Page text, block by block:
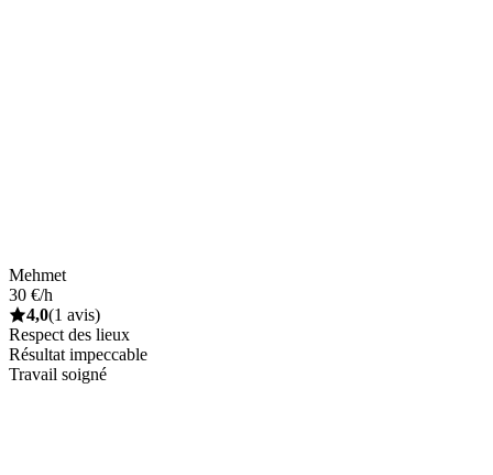
Mehmet
30 €/h
4,0(1 avis)
Respect des lieux
Résultat impeccable
Travail soigné